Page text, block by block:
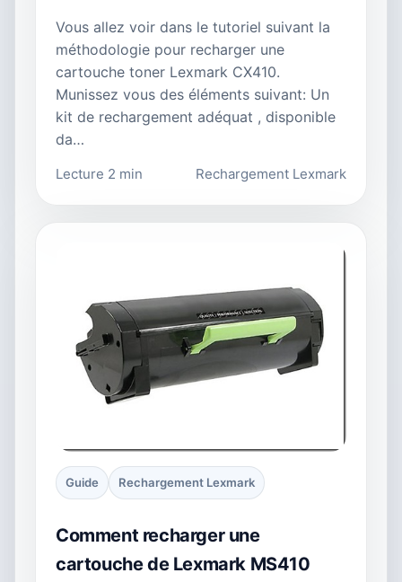
Vous allez voir dans le tutoriel suivant la
méthodologie pour recharger une
cartouche toner Lexmark CX410.
Munissez vous des éléments suivant: Un
kit de rechargement adéquat , disponible
da…
Lecture 2 min Rechargement Lexmark
Guide Rechargement Lexmark
Comment recharger une
cartouche de Lexmark MS410